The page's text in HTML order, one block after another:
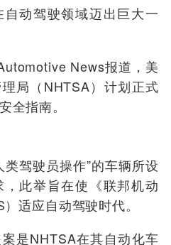
动驾驶领域迈出巨大一
News报道，美
局（NHTSA）计划正式
全指南。
驾驶员操作”的车辆所设
此举旨在使《联邦机动
适应自动驾驶时代。
是NHTSA在其自动化车